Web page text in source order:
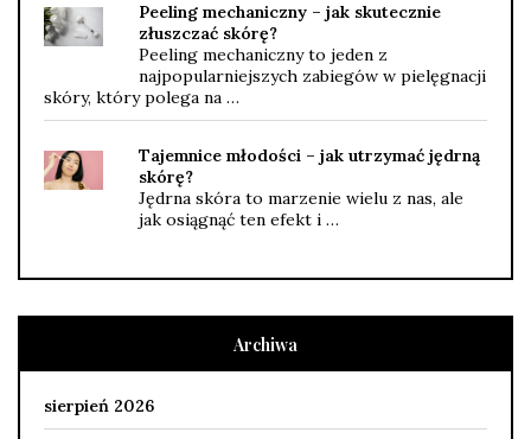
Peeling mechaniczny – jak skutecznie
złuszczać skórę?
Peeling mechaniczny to jeden z
najpopularniejszych zabiegów w pielęgnacji
skóry, który polega na …
Tajemnice młodości – jak utrzymać jędrną
skórę?
Jędrna skóra to marzenie wielu z nas, ale
jak osiągnąć ten efekt i …
Archiwa
sierpień 2026